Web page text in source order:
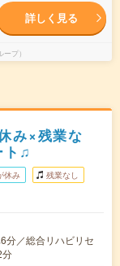
詳しく見る
プ）
み×残業な
ト♫
休み 残業なし
分／総合リハビリセ
分